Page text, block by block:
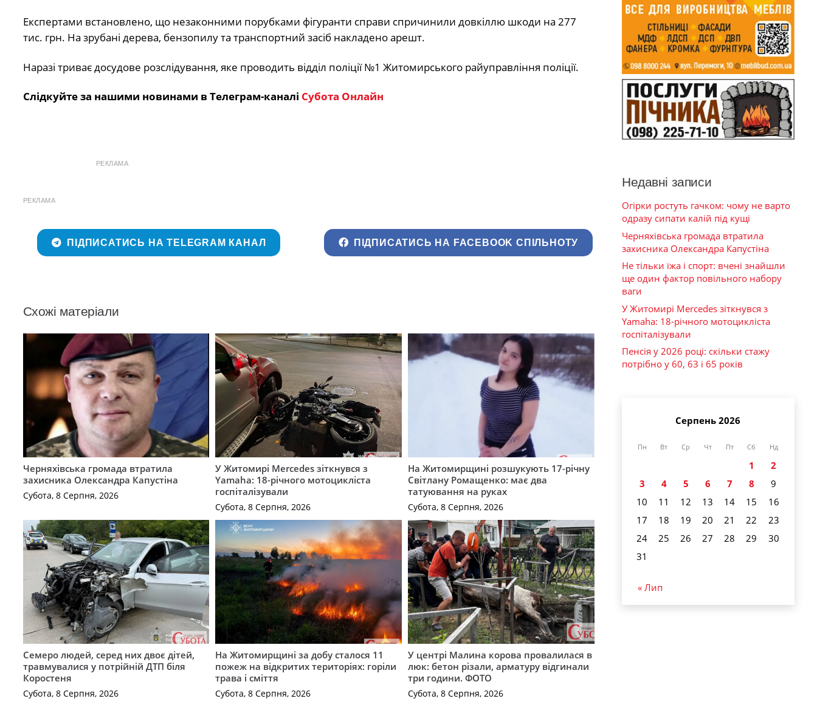
Експертами встановлено, що незаконними порубками фігуранти справи спричинили довкіллю шкоди на 277
тис. грн. На зрубані дерева, бензопилу та транспортний засіб накладено арешт.
Наразі триває досудове розслідування, яке проводить відділ поліції №1 Житомирського райуправління поліції.
Слідкуйте за нашими новинами в Телеграм-каналі Субота Онлайн
РЕКЛАМА
РЕКЛАМА
ПІДПИСАТИСЬ НА TELEGRAM КАНАЛ ПІДПИСАТИСЬ НА FACEBOOK СПІЛЬНОТУ
Схожі матеріали
Черняхівська громада втратила
захисника Олександра Капустіна
Субота, 8 Серпня, 2026
У Житомирі Mercedes зіткнувся з
Yamaha: 18-річного мотоцикліста
госпіталізували
Субота, 8 Серпня, 2026
На Житомирщині розшукують 17-річну
Світлану Ромащенко: має два
татуювання на руках
Субота, 8 Серпня, 2026
Семеро людей, серед них двоє дітей,
травмувалися у потрійній ДТП біля
Коростеня
Субота, 8 Серпня, 2026
На Житомирщині за добу сталося 11
пожеж на відкритих територіях: горіли
трава і сміття
Субота, 8 Серпня, 2026
У центрі Малина корова провалилася в
люк: бетон різали, арматуру відгинали
три години. ФОТО
Субота, 8 Серпня, 2026
Недавні записи
Огірки ростуть гачком: чому не варто
одразу сипати калій під кущі
Черняхівська громада втратила
захисника Олександра Капустіна
Не тільки їжа і спорт: вчені знайшли
ще один фактор повільного набору
ваги
У Житомирі Mercedes зіткнувся з
Yamaha: 18-річного мотоцикліста
госпіталізували
Пенсія у 2026 році: скільки стажу
потрібно у 60, 63 і 65 років
Серпень 2026
Пн Вт Ср Чт Пт Сб Нд
1
2
3
4 5 6 7 8
9
10
11 12 13 14 15
16
17
18 19 20 21 22
23
24
25 26 27 28 29
30
31
« Лип